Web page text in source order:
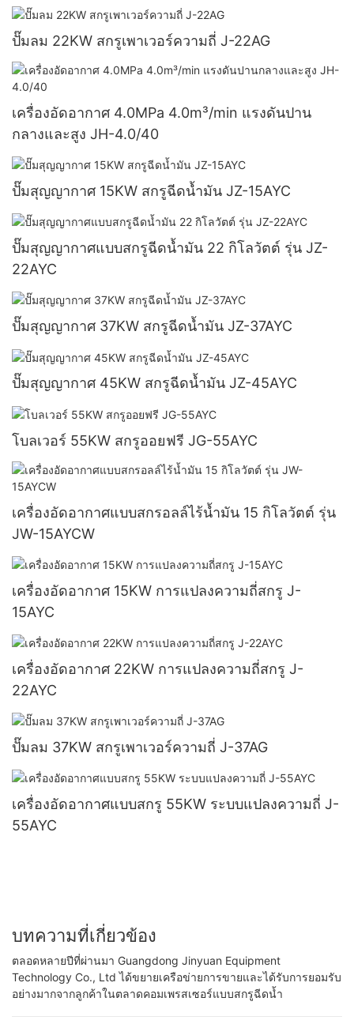
ปั๊มลม 22KW สกรูเพาเวอร์ความถี่ J-22AG
เครื่องอัดอากาศ 4.0MPa 4.0m³/min แรงดันปาน
กลางและสูง JH-4.0/40
ปั๊มสุญญากาศ 15KW สกรูฉีดน้ำมัน JZ-15AYC
ปั๊มสุญญากาศแบบสกรูฉีดน้ำมัน 22 กิโลวัตต์ รุ่น JZ-
22AYC
ปั๊มสุญญากาศ 37KW สกรูฉีดน้ำมัน JZ-37AYC
ปั๊มสุญญากาศ 45KW สกรูฉีดน้ำมัน JZ-45AYC
โบลเวอร์ 55KW สกรูออยฟรี JG-55AYC
เครื่องอัดอากาศแบบสกรอลล์ไร้น้ำมัน 15 กิโลวัตต์ รุ่น
JW-15AYCW
เครื่องอัดอากาศ 15KW การแปลงความถี่สกรู J-
15AYC
เครื่องอัดอากาศ 22KW การแปลงความถี่สกรู J-
22AYC
ปั๊มลม 37KW สกรูเพาเวอร์ความถี่ J-37AG
เครื่องอัดอากาศแบบสกรู 55KW ระบบแปลงความถี่ J-
55AYC
บทความที่เกี่ยวข้อง
ตลอดหลายปีที่ผ่านมา Guangdong Jinyuan Equipment
Technology Co., Ltd ได้ขยายเครือข่ายการขายและได้รับการยอมรับ
อย่างมากจากลูกค้าในตลาดคอมเพรสเซอร์แบบสกรูฉีดน้ำ